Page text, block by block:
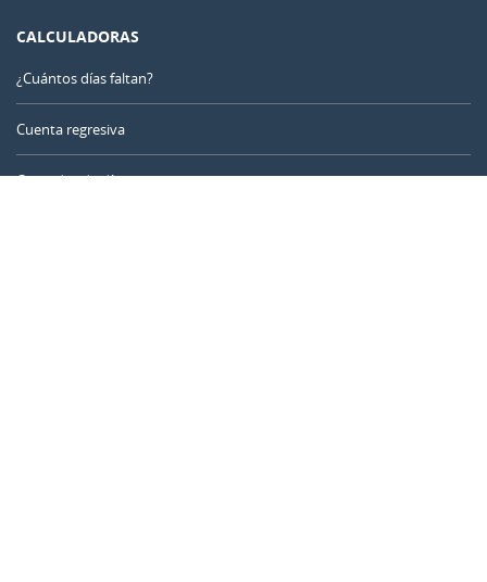
CALCULADORAS
¿Cuántos días faltan?
Cuenta regresiva
Contador de días